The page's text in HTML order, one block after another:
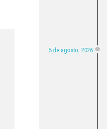
5 de agosto, 2026